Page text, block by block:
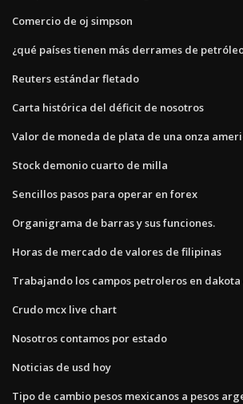
Comercio de oj simpson
¿qué países tienen más derrames de
Reuters estándar fletado
Carta histórica del déficit de nosotros
Valor de moneda de plata de una onza
Stock demonio cuarto de milla
Sencillos pasos para operar en forex
Organigrama de barras y sus funciones.
Horas de mercado de valores de filipinas
Trabajando los campos petroleros en
Crudo mcx live chart
Nosotros contamos por estado
Noticias de usd hoy
Tipo de cambio pesos mexicanos a pesos